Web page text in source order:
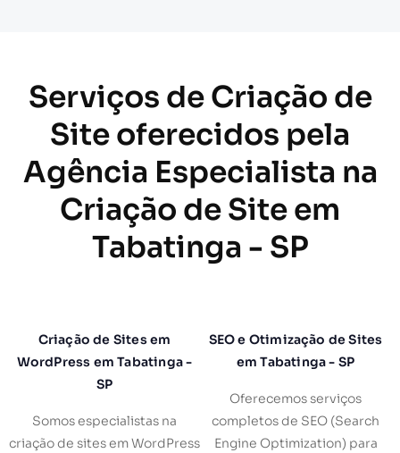
Serviços de Criação de
Site oferecidos pela
Agência Especialista na
Criação de Site em
Tabatinga - SP
Criação de Sites em
WordPress em Tabatinga -
SP
Somos especialistas na
criação de sites em WordPress
SEO e Otimização de Sites
em Tabatinga - SP
Oferecemos serviços
completos de SEO (Search
Engine Optimization) para